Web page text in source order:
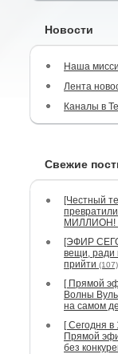
Новости
Наша
Лента
Каналы в
Свежие
[Честный
МИЛЛИОН!
[ЭФИР
вещи, ради
прийти (107)
[ Прямой
Волны
на самом
[ Сегодня
Прямой
без